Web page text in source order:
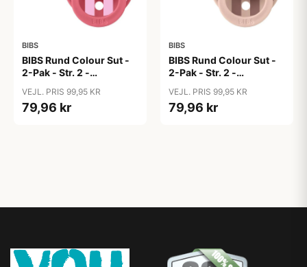
BIBS
BIBS Rund Colour Sut -
2-Pak - Str. 2 -
Studio - Baby Pink/Coral
Mix
VEJL. PRIS 99,95 KR
79,96 kr
BIBS
BIBS Rund Colour Sut -
2-Pak - Str. 2 -
Studio - Blush Mix
VEJL. PRIS 99,95 KR
79,96 kr